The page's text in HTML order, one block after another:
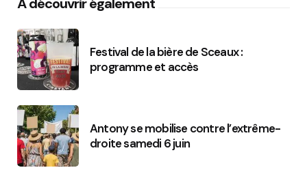
Festival de la bière de Sceaux :
programme et accès
Antony se mobilise contre l’extrême-
droite samedi 6 juin